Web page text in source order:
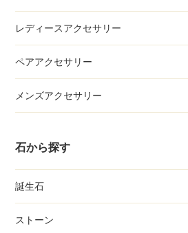
レディースアクセサリー
ペアアクセサリー
メンズアクセサリー
石から探す
誕生石
ストーン